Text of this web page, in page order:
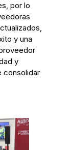
por lo
y una
y
consolidar